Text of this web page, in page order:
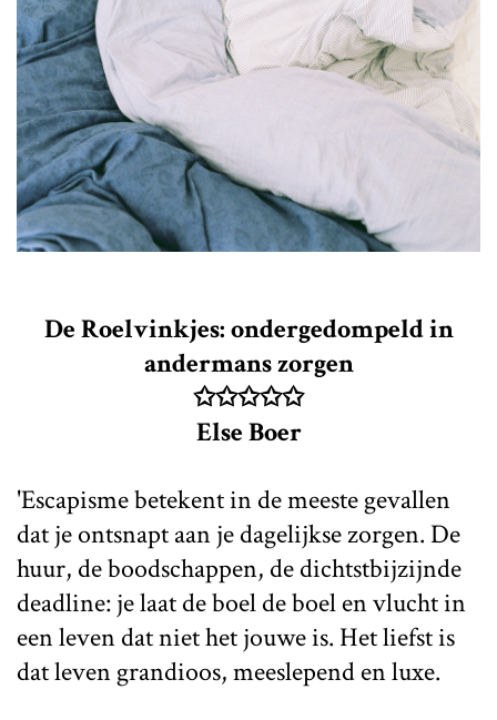
De Roelvinkjes: ondergedompeld in
andermans zorgen
✩✩✩✩✩
Else Boer
'Escapisme betekent in de meeste gevallen
dat je ontsnapt aan je dagelijkse zorgen. De
huur, de boodschappen, de dichtstbijzijnde
deadline: je laat de boel de boel en vlucht in
een leven dat niet het jouwe is. Het liefst is
dat leven grandioos, meeslepend en luxe.